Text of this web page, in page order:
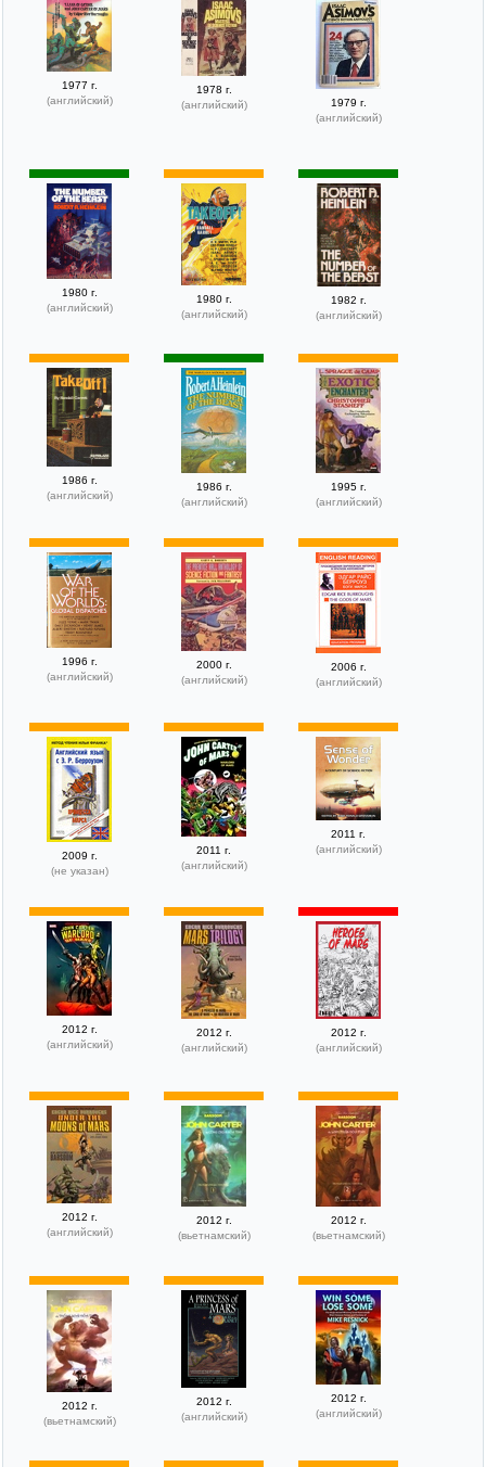
1977 г.
(английский)
1978 г.
(английский)
1979 г.
(английский)
1980 г.
(английский)
1980 г.
(английский)
1982 г.
(английский)
1986 г.
(английский)
1986 г.
(английский)
1995 г.
(английский)
1996 г.
(английский)
2000 г.
(английский)
2006 г.
(английский)
2009 г.
(не указан)
2011 г.
(английский)
2011 г.
(английский)
2012 г.
(английский)
2012 г.
(английский)
2012 г.
(английский)
2012 г.
(английский)
2012 г.
(вьетнамский)
2012 г.
(вьетнамский)
2012 г.
(вьетнамский)
2012 г.
(английский)
2012 г.
(английский)